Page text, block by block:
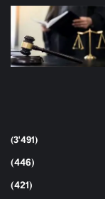
(3٬491)
(446)
(421)